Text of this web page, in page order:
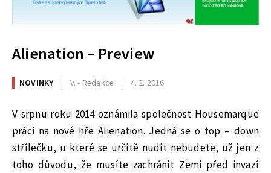
Alienation – Preview
NOVINKY V. - Redakce 4. 2. 2016
V srpnu roku 2014 oznámila společnost Housemarque
práci na nové hře Alienation. Jedná se o top – down
střílečku, u které se určitě nudit nebudete, už jen z
toho důvodu, že musíte zachránit Zemi před invazí